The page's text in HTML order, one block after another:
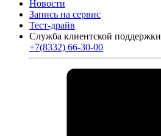
Новости
Запись на сервис
Тест-драйв
Служба клиентской поддержки
+7(8332) 66-30-00